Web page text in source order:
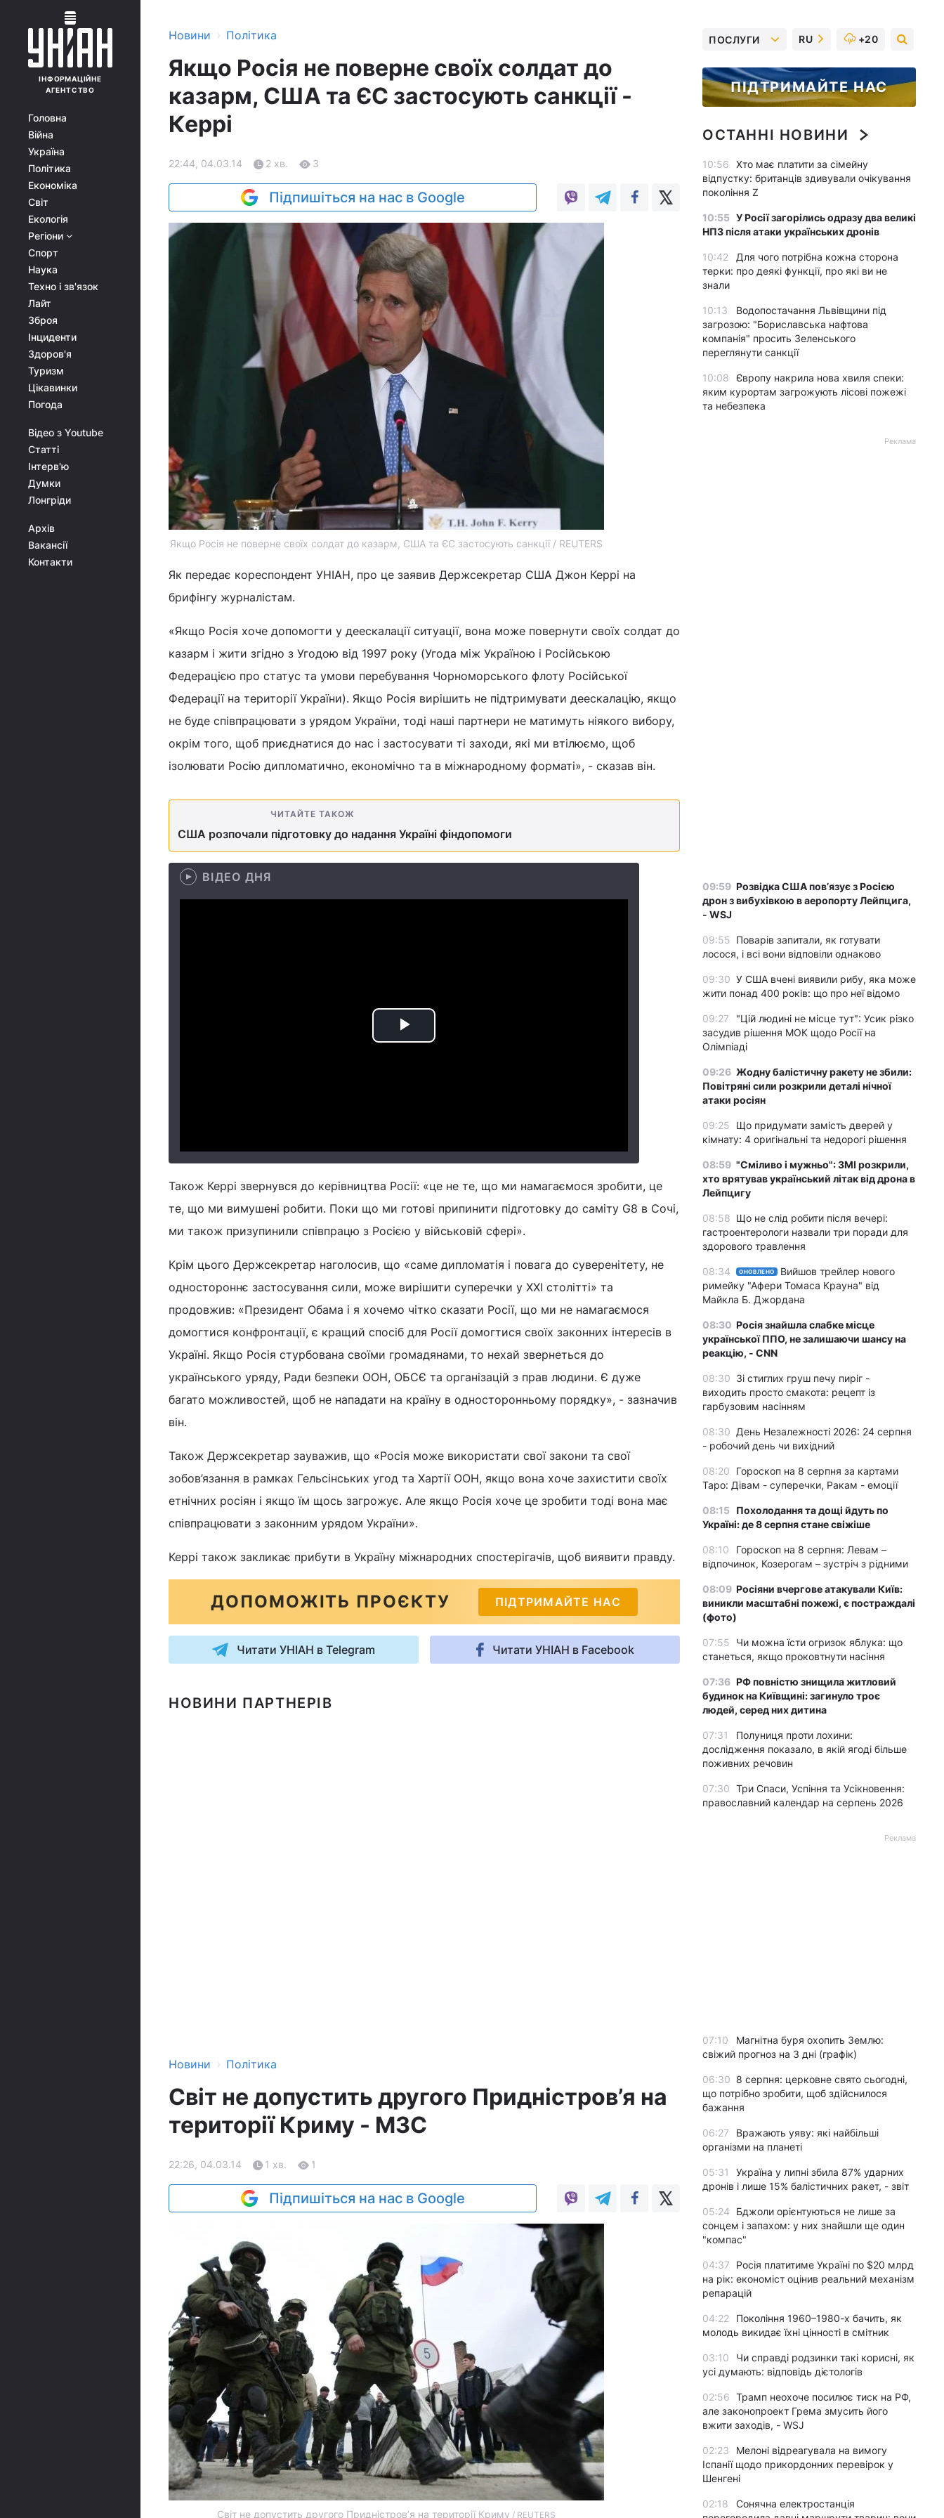
ІНФОРМАЦІЙНЕ
АГЕНТСТВО
Головна
Війна
Україна
Політика
Економіка
Світ
Екологія
Регіони
Спорт
Наука
Техно і зв'язок
Лайт
Зброя
Інциденти
Здоров'я
Туризм
Цікавинки
Погода
Відео з Youtube
Статті
Інтерв'ю
Думки
Лонгріди
Архів
Вакансії
Контакти
Новини › Політика
Якщо Росія не поверне своїх солдат до
казарм, США та ЄС застосують санкції -
Керрі
22:44, 04.03.14 2 хв. 3
Підпишіться на нас в Google
Якщо Росія не поверне своїх солдат до казарм, США та ЄС застосують санкції / REUTERS
Як передає кореспондент УНІАН, про це заявив Держсекретар США Джон Керрі на
брифінгу журналістам.
«Якщо Росія хоче допомогти у деескалації ситуації, вона може повернути своїх солдат до
казарм і жити згідно з Угодою від 1997 року (Угода між Україною і Російською
Федерацією про статус та умови перебування Чорноморського флоту Російської
Федерації на території України). Якщо Росія вирішить не підтримувати деескалацію, якщо
не буде співпрацювати з урядом України, тоді наші партнери не матимуть ніякого вибору,
окрім того, щоб приєднатися до нас і застосувати ті заходи, які ми втілюємо, щоб
ізолювати Росію дипломатично, економічно та в міжнародному форматі», - сказав він.
ЧИТАЙТЕ ТАКОЖ
США розпочали підготовку до надання Україні фіндопомоги
ВІДЕО ДНЯ
Play
Також Керрі звернувся до керівництва Росії: «це не те, що ми намагаємося зробити, це
те, що ми вимушені робити. Поки що ми готові припинити підготовку до саміту G8 в Сочі,
ми також призупинили співпрацю з Росією у військовій сфері».
Крім цього Держсекретар наголосив, що «саме дипломатія і повага до суверенітету, не
одностороннє застосування сили, може вирішити суперечки у ХХІ столітті» та
продовжив: «Президент Обама і я хочемо чітко сказати Росії, що ми не намагаємося
домогтися конфронтації, є кращий спосіб для Росії домогтися своїх законних інтересів в
Україні. Якщо Росія стурбована своїми громадянами, то нехай звернеться до
українського уряду, Ради безпеки ООН, ОБСЄ та організацій з прав людини. Є дуже
багато можливостей, щоб не нападати на країну в односторонньому порядку», - зазначив
він.
Також Держсекретар зауважив, що «Росія може використати свої закони та свої
зобов’язання в рамках Гельсінських угод та Хартії ООН, якщо вона хоче захистити своїх
етнічних росіян і якщо їм щось загрожує. Але якщо Росія хоче це зробити тоді вона має
співпрацювати з законним урядом України».
Керрі також закликає прибути в Україну міжнародних спостерігачів, щоб виявити правду.
ДОПОМОЖІТЬ ПРОЄКТУ ПІДТРИМАЙТЕ НАС
Читати УНІАН в Telegram Читати УНІАН в Facebook
НОВИНИ ПАРТНЕРІВ
Новини › Політика
Світ не допустить другого Придністров’я на
території Криму - МЗС
22:26, 04.03.14 1 хв. 1
Підпишіться на нас в Google
Світ не допустить другого Придністров’я на території Криму / REUTERS
ПОСЛУГИ RU +20
ПІДТРИМАЙТЕ НАС
ОСТАННІ НОВИНИ
10:56
Хто має платити за сімейну
відпустку: британців здивували очікування
покоління Z
10:55 У Росії загорілись одразу два великі
НПЗ після атаки українських дронів
10:42
Для чого потрібна кожна сторона
терки: про деякі функції, про які ви не
знали
10:13
Водопостачання Львівщини під
загрозою: "Бориславська нафтова
компанія" просить Зеленського
переглянути санкції
10:08
Європу накрила нова хвиля спеки:
яким курортам загрожують лісові пожежі
та небезпека
Реклама
09:59 Розвідка США пов’язує з Росією
дрон з вибухівкою в аеропорту Лейпцига,
- WSJ
09:55 Поварів запитали, як готувати
лосося, і всі вони відповіли однаково
09:30 У США вчені виявили рибу, яка може
жити понад 400 років: що про неї відомо
09:27
"Цій людині не місце тут": Усик різко
засудив рішення МОК щодо Росії на
Олімпіаді
09:26 Жодну балістичну ракету не збили:
Повітряні сили розкрили деталі нічної
атаки росіян
09:25
Що придумати замість дверей у
кімнату: 4 оригінальні та недорогі рішення
08:59 "Сміливо і мужньо": ЗМІ розкрили,
хто врятував український літак від дрона в
Лейпцигу
08:58 Що не слід робити після вечері:
гастроентерологи назвали три поради для
здорового травлення
08:34 ОНОВЛЕНО
Вийшов трейлер нового
римейку "Афери Томаса Крауна" від
Майкла Б. Джордана
08:30 Росія знайшла слабке місце
української ППО, не залишаючи шансу на
реакцію, - CNN
08:30 Зі стиглих груш печу пиріг -
виходить просто смакота: рецепт із
гарбузовим насінням
08:30 День Незалежності 2026: 24 серпня
- робочий день чи вихідний
08:20
Гороскоп на 8 серпня за картами
Таро: Дівам - суперечки, Ракам - емоції
08:15 Похолодання та дощі йдуть по
Україні: де 8 серпня стане свіжіше
08:10
Гороскоп на 8 серпня: Левам –
відпочинок, Козерогам – зустріч з рідними
08:09 Росіяни вчергове атакували Київ:
виникли масштабні пожежі, є постраждалі
(фото)
07:55
Чи можна їсти огризок яблука: що
станеться, якщо проковтнути насіння
07:36 РФ повністю знищила житловий
будинок на Київщині: загинуло троє
людей, серед них дитина
07:31
Полуниця проти лохини:
дослідження показало, в якій ягоді більше
поживних речовин
07:30 Три Спаси, Успіння та Усікновення:
православний календар на серпень 2026
Реклама
07:10
Магнітна буря охопить Землю:
свіжий прогноз на 3 дні (графік)
06:30 8 серпня: церковне свято сьогодні,
що потрібно зробити, щоб здійснилося
бажання
06:27
Вражають уяву: які найбільші
організми на планеті
05:31
Україна у липні збила 87% ударних
дронів і лише 15% балістичних ракет, - звіт
05:24
Бджоли орієнтуються не лише за
сонцем і запахом: у них знайшли ще один
"компас"
04:37
Росія платитиме Україні по $20 млрд
на рік: економіст оцінив реальний механізм
репарацій
04:22
Покоління 1960–1980-х бачить, як
молодь викидає їхні цінності в смітник
03:10
Чи справді родзинки такі корисні, як
усі думають: відповідь дієтологів
02:56 Трамп неохоче посилює тиск на РФ,
але законопроект Грема змусить його
вжити заходів, - WSJ
02:23
Мелоні відреагувала на вимогу
Іспанії щодо прикордонних перевірок у
Шенгені
02:18
Сонячна електростанція